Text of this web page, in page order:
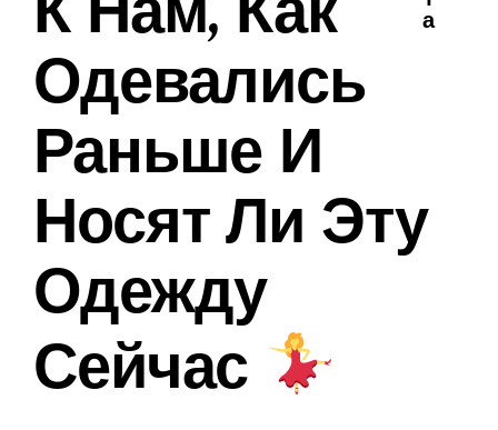
А
Одевались
Раньше И
Носят Ли Эту
Одежду
Сейчас